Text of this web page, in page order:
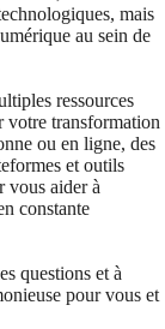
mais
au sein de
ressources
votre transformation
ou en ligne, des
et outils
vous aider à
constante
questions et à
pour vous et